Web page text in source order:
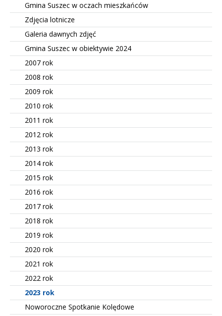
Gmina Suszec w oczach mieszkańców
Zdjęcia lotnicze
Galeria dawnych zdjęć
Gmina Suszec w obiektywie 2024
2007 rok
2008 rok
2009 rok
2010 rok
2011 rok
2012 rok
2013 rok
2014 rok
2015 rok
2016 rok
2017 rok
2018 rok
2019 rok
2020 rok
2021 rok
2022 rok
2023 rok
Noworoczne Spotkanie Kolędowe